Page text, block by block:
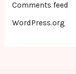
Comments feed
WordPress.org